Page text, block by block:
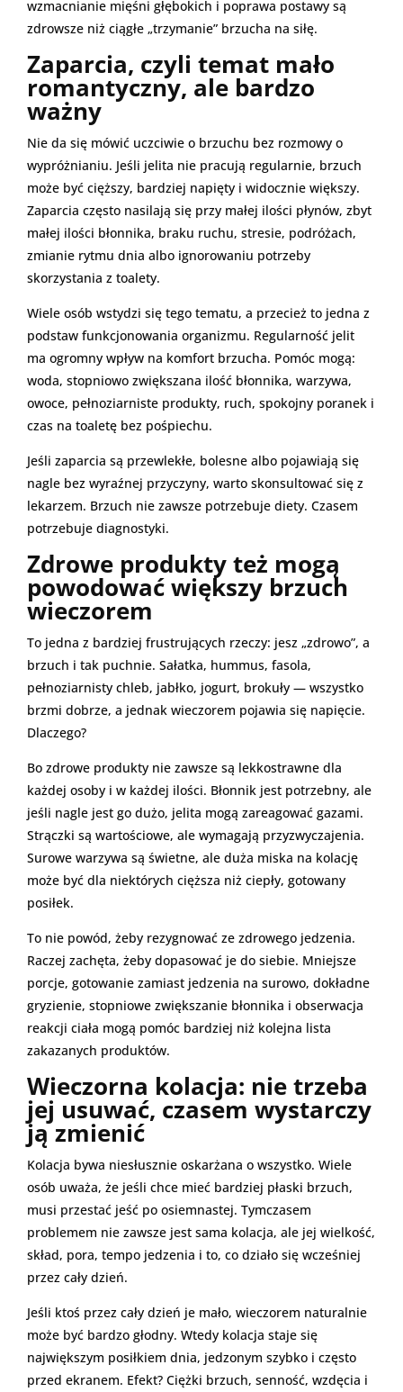
wzmacnianie mięśni głębokich i poprawa postawy są
zdrowsze niż ciągłe „trzymanie” brzucha na siłę.
Zaparcia, czyli temat mało
romantyczny, ale bardzo
ważny
Nie da się mówić uczciwie o brzuchu bez rozmowy o
wypróżnianiu. Jeśli jelita nie pracują regularnie, brzuch
może być cięższy, bardziej napięty i widocznie większy.
Zaparcia często nasilają się przy małej ilości płynów, zbyt
małej ilości błonnika, braku ruchu, stresie, podróżach,
zmianie rytmu dnia albo ignorowaniu potrzeby
skorzystania z toalety.
Wiele osób wstydzi się tego tematu, a przecież to jedna z
podstaw funkcjonowania organizmu. Regularność jelit
ma ogromny wpływ na komfort brzucha. Pomóc mogą:
woda, stopniowo zwiększana ilość błonnika, warzywa,
owoce, pełnoziarniste produkty, ruch, spokojny poranek i
czas na toaletę bez pośpiechu.
Jeśli zaparcia są przewlekłe, bolesne albo pojawiają się
nagle bez wyraźnej przyczyny, warto skonsultować się z
lekarzem. Brzuch nie zawsze potrzebuje diety. Czasem
potrzebuje diagnostyki.
Zdrowe produkty też mogą
powodować większy brzuch
wieczorem
To jedna z bardziej frustrujących rzeczy: jesz „zdrowo”, a
brzuch i tak puchnie. Sałatka, hummus, fasola,
pełnoziarnisty chleb, jabłko, jogurt, brokuły — wszystko
brzmi dobrze, a jednak wieczorem pojawia się napięcie.
Dlaczego?
Bo zdrowe produkty nie zawsze są lekkostrawne dla
każdej osoby i w każdej ilości. Błonnik jest potrzebny, ale
jeśli nagle jest go dużo, jelita mogą zareagować gazami.
Strączki są wartościowe, ale wymagają przyzwyczajenia.
Surowe warzywa są świetne, ale duża miska na kolację
może być dla niektórych cięższa niż ciepły, gotowany
posiłek.
To nie powód, żeby rezygnować ze zdrowego jedzenia.
Raczej zachęta, żeby dopasować je do siebie. Mniejsze
porcje, gotowanie zamiast jedzenia na surowo, dokładne
gryzienie, stopniowe zwiększanie błonnika i obserwacja
reakcji ciała mogą pomóc bardziej niż kolejna lista
zakazanych produktów.
Wieczorna kolacja: nie trzeba
jej usuwać, czasem wystarczy
ją zmienić
Kolacja bywa niesłusznie oskarżana o wszystko. Wiele
osób uważa, że jeśli chce mieć bardziej płaski brzuch,
musi przestać jeść po osiemnastej. Tymczasem
problemem nie zawsze jest sama kolacja, ale jej wielkość,
skład, pora, tempo jedzenia i to, co działo się wcześniej
przez cały dzień.
Jeśli ktoś przez cały dzień je mało, wieczorem naturalnie
może być bardzo głodny. Wtedy kolacja staje się
największym posiłkiem dnia, jedzonym szybko i często
przed ekranem. Efekt? Ciężki brzuch, senność, wzdęcia i